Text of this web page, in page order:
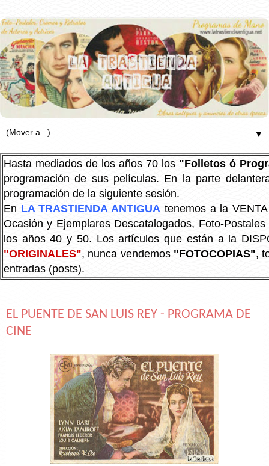
▼
Hasta mediados de los años 70 los "Folletos ó
programación de sus películas. En la parte
programación de la siguiente sesión.
En LA TRASTIENDA ANTIGUA tenemos a la
Ocasión y Ejemplares Descatalogados, Foto-
los años 40 y 50. Los artículos que están a la
"ORIGINALES", nunca vendemos "FOTOCOPIAS",
entradas (posts).
EL PUENTE DE SAN LUIS REY - PROGRAMA DE
CINE